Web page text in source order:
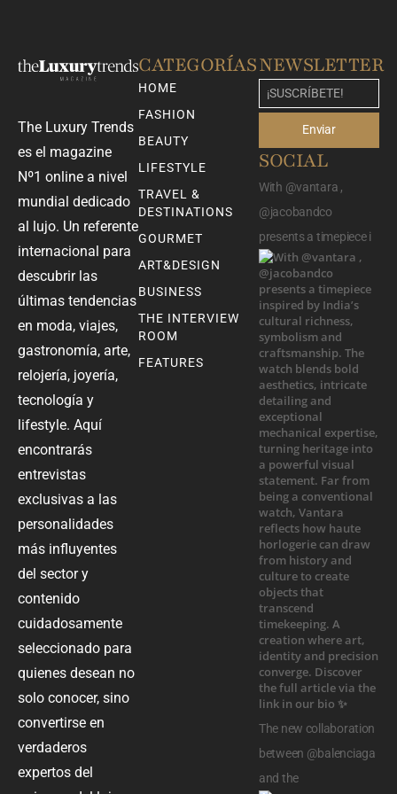
The Luxury Trends
es el magazine
Nº1 online a nivel
mundial dedicado
al lujo. Un referente
internacional para
descubrir las
últimas tendencias
en moda, viajes,
gastronomía, arte,
relojería, joyería,
tecnología y
lifestyle. Aquí
encontrarás
entrevistas
exclusivas a las
personalidades
más influyentes
del sector y
contenido
cuidadosamente
seleccionado para
quienes desean no
solo conocer, sino
convertirse en
verdaderos
expertos del
CATEGORÍAS
HOME
FASHION
BEAUTY
LIFESTYLE
TRAVEL &
DESTINATIONS
GOURMET
ART&DESIGN
BUSINESS
THE INTERVIEW
ROOM
FEATURES
NEWSLETTER
Enviar
SOCIAL
With @vantara ,
@jacobandco
presents a timepiece i
The new collaboration
between @balenciaga
and the